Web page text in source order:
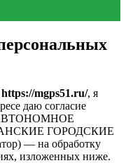
https://mgps51.ru/, я
даю согласие
ГОРОДСКИЕ
— на обработку
изложенных ниже.